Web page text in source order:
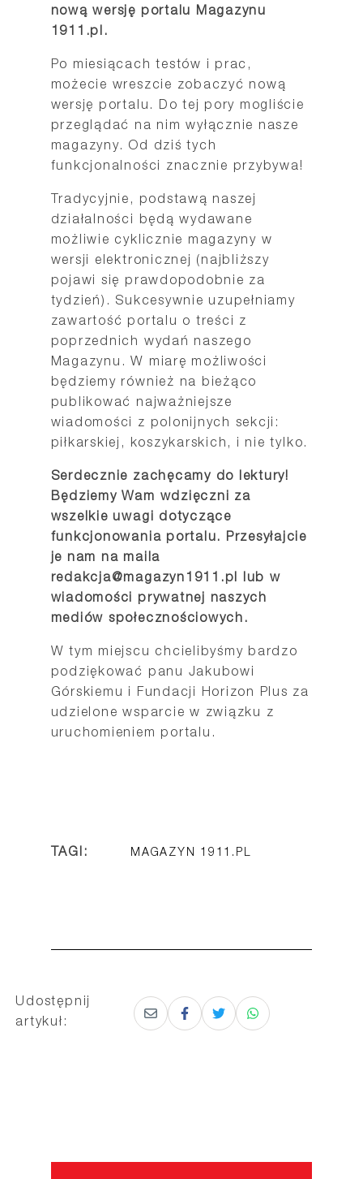
nową wersję portalu Magazynu
1911.pl.
Po miesiącach testów i prac,
możecie wreszcie zobaczyć nową
wersję portalu. Do tej pory mogliście
przeglądać na nim wyłącznie nasze
magazyny. Od dziś tych
funkcjonalności znacznie przybywa!
Tradycyjnie, podstawą naszej
działalności będą wydawane
możliwie cyklicznie magazyny w
wersji elektronicznej (najbliższy
pojawi się prawdopodobnie za
tydzień). Sukcesywnie uzupełniamy
zawartość portalu o treści z
poprzednich wydań naszego
Magazynu. W miarę możliwości
będziemy również na bieżąco
publikować najważniejsze
wiadomości z polonijnych sekcji:
piłkarskiej, koszykarskich, i nie tylko.
Serdecznie zachęcamy do lektury!
Będziemy Wam wdzięczni za
wszelkie uwagi dotyczące
funkcjonowania portalu. Przesyłajcie
je nam na maila
redakcja@magazyn1911.pl lub w
wiadomości prywatnej naszych
mediów społecznościowych.
W tym miejscu chcielibyśmy bardzo
podziękować panu Jakubowi
Górskiemu i Fundacji Horizon Plus za
udzielone wsparcie w związku z
uruchomieniem portalu.
TAGI: MAGAZYN 1911.PL
Udostępnij
artykuł: